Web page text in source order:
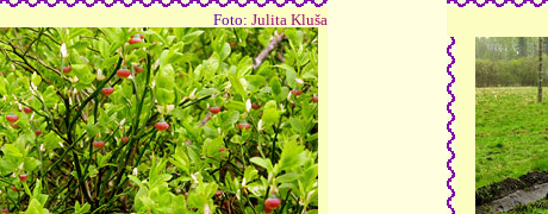
Foto: Julita Kluša